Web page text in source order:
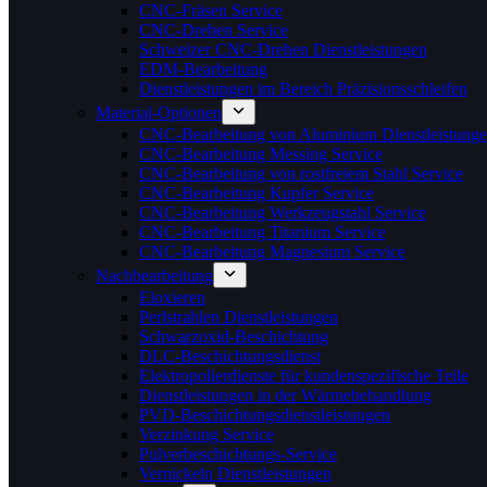
CNC-Fräsen Service
CNC-Drehen Service
Schweizer CNC-Drehen Dienstleistungen
EDM-Bearbeitung
Dienstleistungen im Bereich Präzisionsschleifen
Material-Optionen
CNC-Bearbeitung von Aluminium
CNC-Bearbeitung Messing Service
CNC-Bearbeitung von rostfreiem Stahl Service
CNC-Bearbeitung Kupfer Service
CNC-Bearbeitung Werkzeugstahl Service
CNC-Bearbeitung Titanium Service
CNC-Bearbeitung Magnesium Service
Nachbearbeitung
Eloxieren
Perlstrahlen Dienstleistungen
Schwarzoxid-Beschichtung
DLC-Beschichtungsdienst
Elektropolierdienste für kundenspezifische Teile
Dienstleistungen in der Wärmebehandlung
PVD-Beschichtungsdienstleistungen
Verzinkung Service
Pulverbeschichtungs-Service
Vernickeln Dienstleistungen